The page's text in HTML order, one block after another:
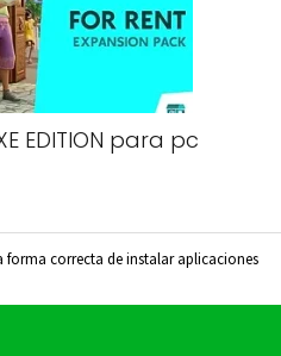
EDITION para pc
forma correcta de instalar aplicaciones